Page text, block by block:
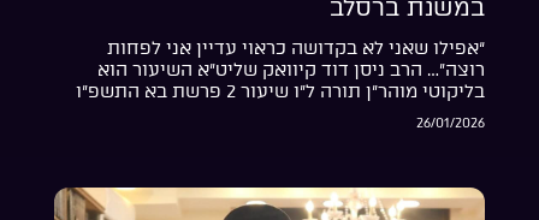
במשנת ברסלב
“אפילו שאני לא בקדושה כראוי עדיין אני לפחות
רוצה”… הרב ניסן דוד קיוואק שליט”א השיעור הוא
בליקוטי מוהר”ן תורה ל”ו שיעור 2 פרשת בא התשפ”ו
26/01/2026